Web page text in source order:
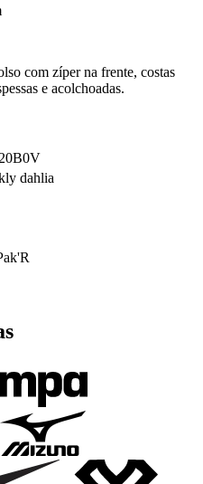
com zíper na frente, costas
e acolchoadas.
dahlia